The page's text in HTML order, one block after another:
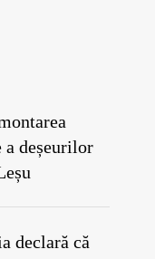
a deșeurilor
declară că